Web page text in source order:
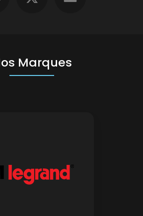
Marques